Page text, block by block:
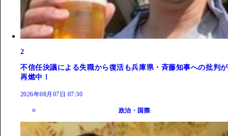
2
不信任決議による失職から復活も兵庫県・斉藤知事への批判が
再燃中！
2026年08月07日 07:30
政治・国際